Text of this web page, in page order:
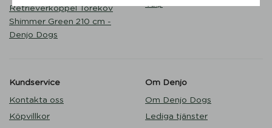
Retrieverkoppel Torekov
Shimmer Green 210 cm -
Denjo Dogs
Valp
Kundservice
Kontakta oss
Köpvillkor
Om Denjo
Om Denjo Dogs
Lediga tjänster